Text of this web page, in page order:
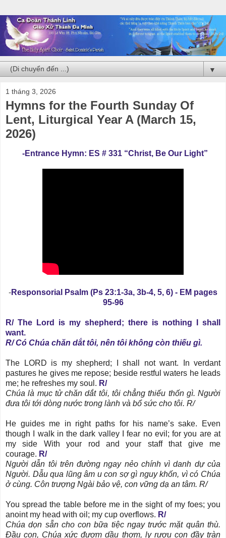
▼
1 tháng 3, 2026
Hymns for the Fourth Sunday Of
Lent, Liturgical Year A (March 15,
2026)
-Entrance Hymn: ES # 331 “Christ, Be Our Light”
-Responsorial Psalm (Ps 23:1-3a, 3b-4, 5, 6) - EM pages
95-96
R/ The Lord is my shepherd; there is nothing I shall
want.
R/ Có Chúa chăn dắt tôi, nên tôi không còn thiếu gì.
The LORD is my shepherd; I shall not want. In verdant
pastures he gives me repose; beside restful waters he leads
me; he refreshes my soul. R/
Chúa là mục tử chăn dắt tôi, tôi chẳng thiếu thốn gì. Người
đưa tôi tới dòng nước trong lành và bổ sức cho tôi. R/
He guides me in right paths for his name’s sake. Even
though I walk in the dark valley I fear no evil; for you are at
my side With your rod and your staff that give me
courage. R/
Người dẫn tôi trên đường ngay nẻo chính vì danh dự của
Người. Dẫu qua lũng âm u con sợ gì nguy khốn, vì có Chúa
ở cùng. Côn trượng Ngài bảo vệ, con vững dạ an tâm. R/
You spread the table before me in the sight of my foes; you
anoint my head with oil; my cup overflows. R/
Chúa dọn sẵn cho con bữa tiệc ngay trước mặt quân thù.
Đầu con, Chúa xức đượm dầu thơm, ly rượu con đầy tràn